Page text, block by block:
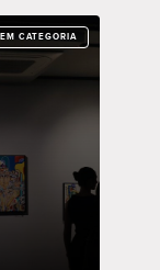
CATEGORIA
CATEGORIA